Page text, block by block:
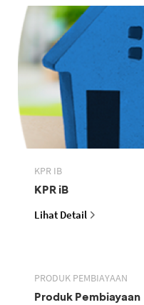
KPR IB
KPR iB
Lihat Detail
PRODUK PEMBIAYAAN
Produk Pembiayaan